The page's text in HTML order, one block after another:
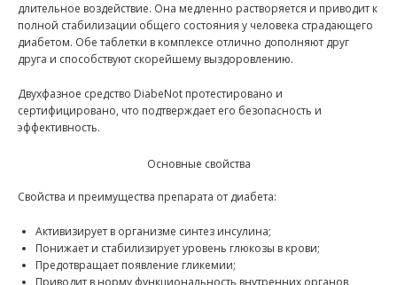
длительное воздействие. Она медленно растворяется и приводит к
полной стабилизации общего состояния у человека страдающего
диабетом. Обе таблетки в комплексе отлично дополняют друг
друга и способствуют скорейшему выздоровлению.
Двухфазное средство DiabeNot протестировано и
сертифицировано, что подтверждает его безопасность и
эффективность.
Основные свойства
Свойства и преимущества препарата от диабета:
Активизирует в организме синтез инсулина;
Понижает и стабилизирует уровень глюкозы в крови;
Предотвращает появление гликемии;
Приводит в норму функциональность внутренних органов,